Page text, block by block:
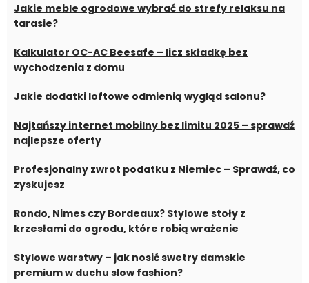
Jakie meble ogrodowe wybrać do strefy relaksu na
tarasie?
Kalkulator OC-AC Beesafe – licz składkę bez
wychodzenia z domu
Jakie dodatki loftowe odmienią wygląd salonu?
Najtańszy internet mobilny bez limitu 2025 – sprawdź
najlepsze oferty
Profesjonalny zwrot podatku z Niemiec – Sprawdź, co
zyskujesz
Rondo, Nimes czy Bordeaux? Stylowe stoły z
krzesłami do ogrodu, które robią wrażenie
Stylowe warstwy – jak nosić swetry damskie
premium w duchu slow fashion?